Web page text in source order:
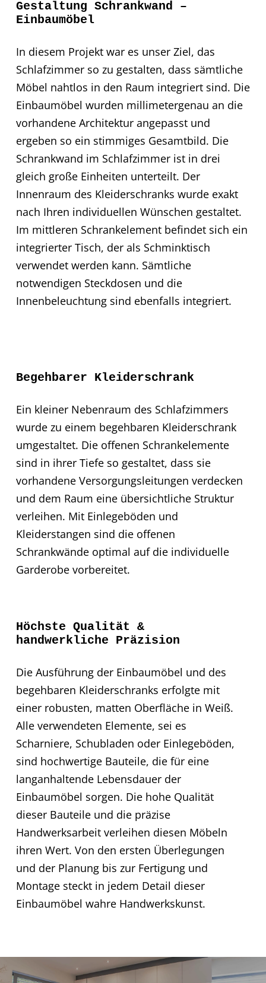
Gestaltung Schrankwand –
Einbaumöbel
In diesem Projekt war es unser Ziel, das
Schlafzimmer so zu gestalten, dass sämtliche
Möbel nahtlos in den Raum integriert sind. Die
Einbaumöbel wurden millimetergenau an die
vorhandene Architektur angepasst und
ergeben so ein stimmiges Gesamtbild. Die
Schrankwand im Schlafzimmer ist in drei
gleich große Einheiten unterteilt. Der
Innenraum des Kleiderschranks wurde exakt
nach Ihren individuellen Wünschen gestaltet.
Im mittleren Schrankelement befindet sich ein
integrierter Tisch, der als Schminktisch
verwendet werden kann. Sämtliche
notwendigen Steckdosen und die
Innenbeleuchtung sind ebenfalls integriert.
Begehbarer Kleiderschrank
Ein kleiner Nebenraum des Schlafzimmers
wurde zu einem begehbaren Kleiderschrank
umgestaltet. Die offenen Schrankelemente
sind in ihrer Tiefe so gestaltet, dass sie
vorhandene Versorgungsleitungen verdecken
und dem Raum eine übersichtliche Struktur
verleihen. Mit Einlegeböden und
Kleiderstangen sind die offenen
Schrankwände optimal auf die individuelle
Garderobe vorbereitet.
Höchste Qualität &
handwerkliche Präzision
Die Ausführung der Einbaumöbel und des
begehbaren Kleiderschranks erfolgte mit
einer robusten, matten Oberfläche in Weiß.
Alle verwendeten Elemente, sei es
Scharniere, Schubladen oder Einlegeböden,
sind hochwertige Bauteile, die für eine
langanhaltende Lebensdauer der
Einbaumöbel sorgen. Die hohe Qualität
dieser Bauteile und die präzise
Handwerksarbeit verleihen diesen Möbeln
ihren Wert. Von den ersten Überlegungen
und der Planung bis zur Fertigung und
Montage steckt in jedem Detail dieser
Einbaumöbel wahre Handwerkskunst.